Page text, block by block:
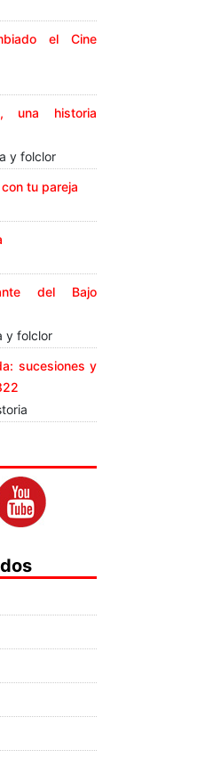
el Cine
una historia
y folclor
tu pareja
del Bajo
y folclor
sucesiones y